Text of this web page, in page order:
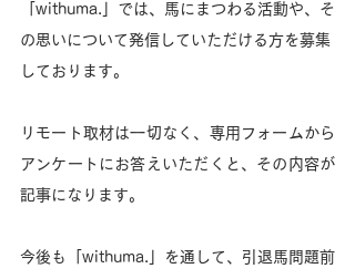
「withuma.」では、馬にまつわる活動や、そ
の思いについて発信していただける方を募集
しております。
リモート取材は一切なく、専用フォームから
アンケートにお答えいただくと、その内容が
記事になります。
今後も「withuma.」を通して、引退馬問題前